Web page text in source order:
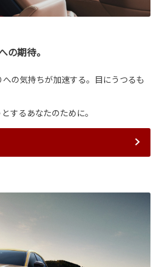
の期待。
の気持ちが加速する。目にうつるも
するあなたのために。